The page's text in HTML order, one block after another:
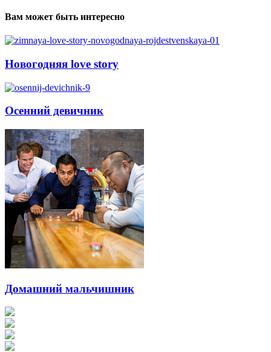
Вам может быть интересно
Новогодняя love story
Осенний девичник
Домашний мальчишник